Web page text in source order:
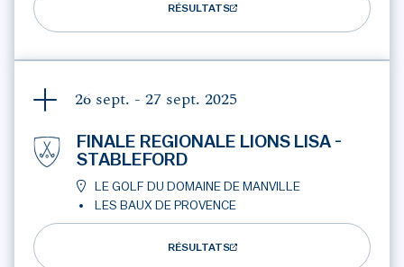
RÉSULTATS
26 sept. - 27 sept. 2025
FINALE REGIONALE LIONS LISA -
STABLEFORD
LE GOLF DU DOMAINE DE MANVILLE
LES BAUX DE PROVENCE
RÉSULTATS